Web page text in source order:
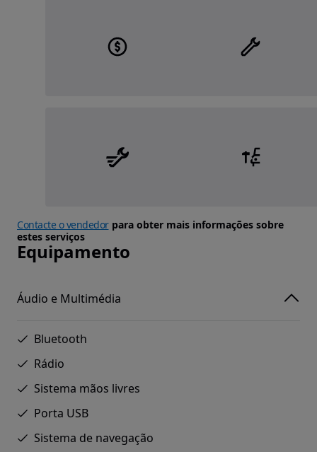
Contacte o vendedorpara obter mais informações sobre
estes serviços
Equipamento
Áudio e Multimédia
Bluetooth
Rádio
Sistema mãos livres
Porta USB
Sistema de navegação